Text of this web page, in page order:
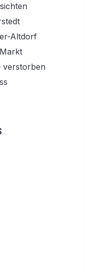
Altdorf
verstorben